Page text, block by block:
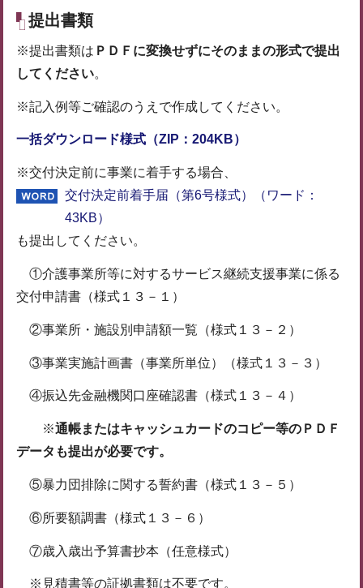
提出書類
※提出書類は ＰＤＦに変換せずにそのままの形式で提出
してください。
※記入例等ご確認のうえで作成してください。
一括ダウンロード様式（ZIP：204KB）
※交付決定前に事業に着手する場合、
交付決定前着手届（第6号様式）（ワード：
43KB）
も提出してください。
①介護事業所等に対するサービス継続支援事業に係る
交付申請書（様式１３－１）
②事業所・施設別申請額一覧（様式１３－２）
③事業実施計画書（事業所単位）（様式１３－３）
④振込先金融機関口座確認書（様式１３－４）
※通帳またはキャッシュカードのコピー等のＰＤＦ
データも提出が必要です。
⑤暴力団排除に関する誓約書（様式１３－５）
⑥所要額調書（様式１３－６）
⑦歳入歳出予算書抄本（任意様式）
※見積書等の証拠書類は不要です。